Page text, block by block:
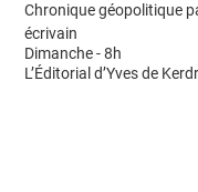
Chronique géopolitique
écrivain
Dimanche - 8h
L’Éditorial d’Yves de